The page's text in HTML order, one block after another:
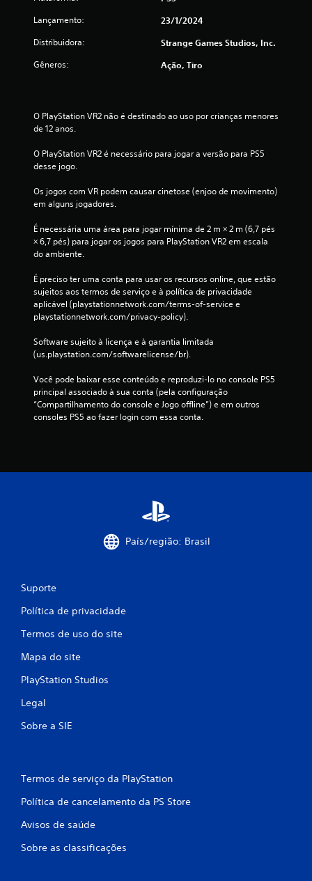
Lançamento: 23/1/2024
Distribuidora: Strange Games Studios, Inc.
Gêneros: Ação, Tiro
O PlayStation VR2 não é destinado ao uso por crianças menores
de 12 anos.
O PlayStation VR2 é necessário para jogar a versão para PS5
desse jogo.
Os jogos com VR podem causar cinetose (enjoo de movimento)
em alguns jogadores.
É necessária uma área para jogar mínima de 2 m × 2 m (6,7 pés
× 6,7 pés) para jogar os jogos para PlayStation VR2 em escala
do ambiente.
É preciso ter uma conta para usar os recursos online, que estão
sujeitos aos termos de serviço e à política de privacidade
aplicável (playstationnetwork.com/terms-of-service e
playstationnetwork.com/privacy-policy).
Software sujeito à licença e à garantia limitada
(us.playstation.com/softwarelicense/br).
Você pode baixar esse conteúdo e reproduzi-lo no console PS5
principal associado à sua conta (pela configuração
“Compartilhamento do console e Jogo offline”) e em outros
consoles PS5 ao fazer login com essa conta.
País/região: Brasil
Suporte
Política de privacidade
Termos de uso do site
Mapa do site
PlayStation Studios
Legal
Sobre a SIE
Termos de serviço da PlayStation
Política de cancelamento da PS Store
Avisos de saúde
Sobre as classificações